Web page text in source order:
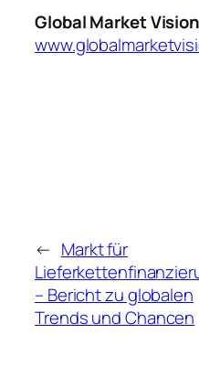
Global Market Vision
← Markt für
– Bericht zu globalen
Trends und Chancen